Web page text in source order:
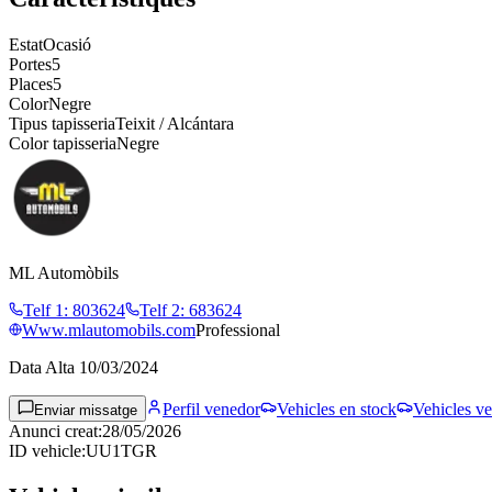
EstatOcasió
Portes5
Places5
ColorNegre
Tipus tapisseriaTeixit / Alcántara
Color tapisseriaNegre
ML Automòbils
Telf 1 : 803624 Telf 2: 683624
Www.mlautomobils.comProfessional
Data Alta 10/03/2024
Enviar missatge Perfil venedor Vehicles en stock
Vehicles
Anunci creat:28/05/2026
ID vehicle:UU1TGR